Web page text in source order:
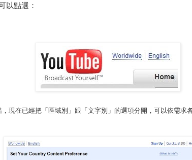
以點選：
，現在已經把「區域別」跟「文字別」的選項分開，可以依需求